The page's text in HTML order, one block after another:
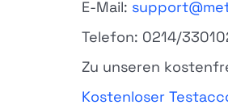
E-Mail:
Telefon: 0214/
Zu unseren
Kostenloser